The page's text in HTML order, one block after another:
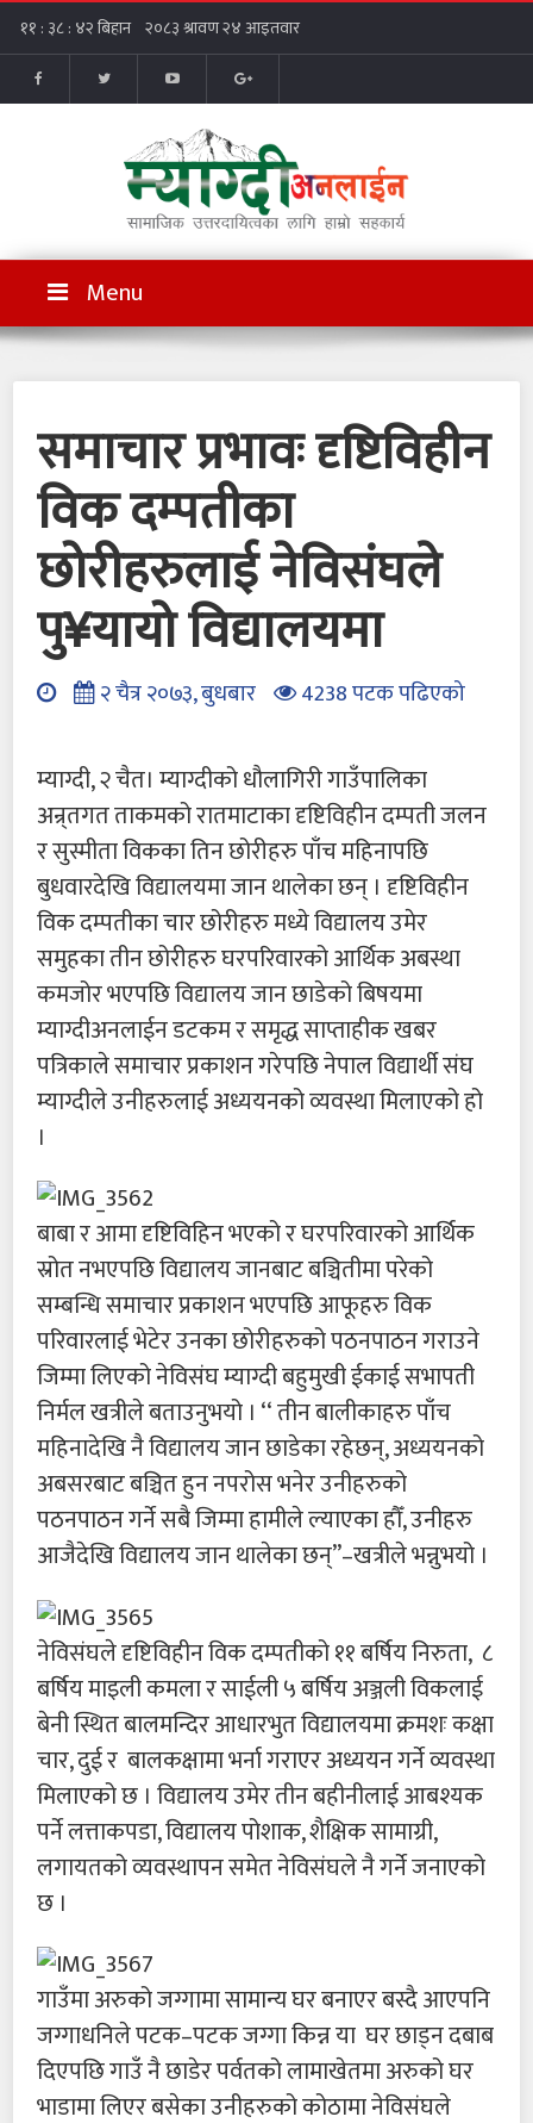
Menu
समाचार प्रभावः दृष्टिविहीन
विक दम्पतीका
छोरीहरुलाई नेविसंघले
पु¥यायो विद्यालयमा
२ चैत्र २०७३, बुधबार 4238 पटक पढिएको
म्याग्दी, २ चैत। म्याग्दीको धौलागिरी गाउँपालिका
अन्र्तगत ताकमको रातमाटाका दृष्टिविहीन दम्पती जलन
र सुस्मीता विकका तिन छोरीहरु पाँच महिनापछि
बुधवारदेखि विद्यालयमा जान थालेका छन् । दृष्टिविहीन
विक दम्पतीका चार छोरीहरु मध्ये विद्यालय उमेर
समुहका तीन छोरीहरु घरपरिवारको आर्थिक अबस्था
कमजोर भएपछि विद्यालय जान छाडेको बिषयमा
म्याग्दीअनलाईन डटकम र समृद्ध साप्ताहीक खबर
पत्रिकाले समाचार प्रकाशन गरेपछि नेपाल विद्यार्थी संघ
म्याग्दीले उनीहरुलाई अध्ययनको व्यवस्था मिलाएको हो
।
बाबा र आमा दृष्टिविहिन भएको र घरपरिवारको आर्थिक
स्रोत नभएपछि विद्यालय जानबाट बञ्चितीमा परेको
सम्बन्धि समाचार प्रकाशन भएपछि आफूहरु विक
परिवारलाई भेटेर उनका छोरीहरुको पठनपाठन गराउने
जिम्मा लिएको नेविसंघ म्याग्दी बहुमुखी ईकाई सभापती
निर्मल खत्रीले बताउनुभयो । ‘‘ तीन बालीकाहरु पाँच
महिनादेखि नै विद्यालय जान छाडेका रहेछन्, अध्ययनको
अबसरबाट बञ्चित हुन नपरोस भनेर उनीहरुको
पठनपाठन गर्ने सबै जिम्मा हामीले ल्याएका हौँ, उनीहरु
आजैदेखि विद्यालय जान थालेका छन्’’–खत्रीले भन्नुभयो ।
नेविसंघले दृष्टिविहीन विक दम्पतीको ११ बर्षिय निरुता, ८
बर्षिय माइली कमला र साईली ५ बर्षिय अञ्जली विकलाई
बेनी स्थित बालमन्दिर आधारभुत विद्यालयमा क्रमशः कक्षा
चार, दुई र बालकक्षामा भर्ना गराएर अध्ययन गर्ने व्यवस्था
मिलाएको छ । विद्यालय उमेर तीन बहीनीलाई आबश्यक
पर्ने लत्ताकपडा, विद्यालय पोशाक, शैक्षिक सामाग्री,
लगायतको व्यवस्थापन समेत नेविसंघले नै गर्ने जनाएको
छ ।
गाउँमा अरुको जग्गामा सामान्य घर बनाएर बस्दै आएपनि
जग्गाधनिले पटक–पटक जग्गा किन्न या घर छाड्न दबाब
दिएपछि गाउँ नै छाडेर पर्वतको लामाखेतमा अरुको घर
भाडामा लिएर बसेका उनीहरुको कोठामा नेविसंघले